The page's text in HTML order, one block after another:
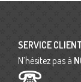
SERVICE
N’hésitez pas à